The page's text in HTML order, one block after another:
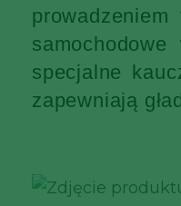
specjalne
zapewniają